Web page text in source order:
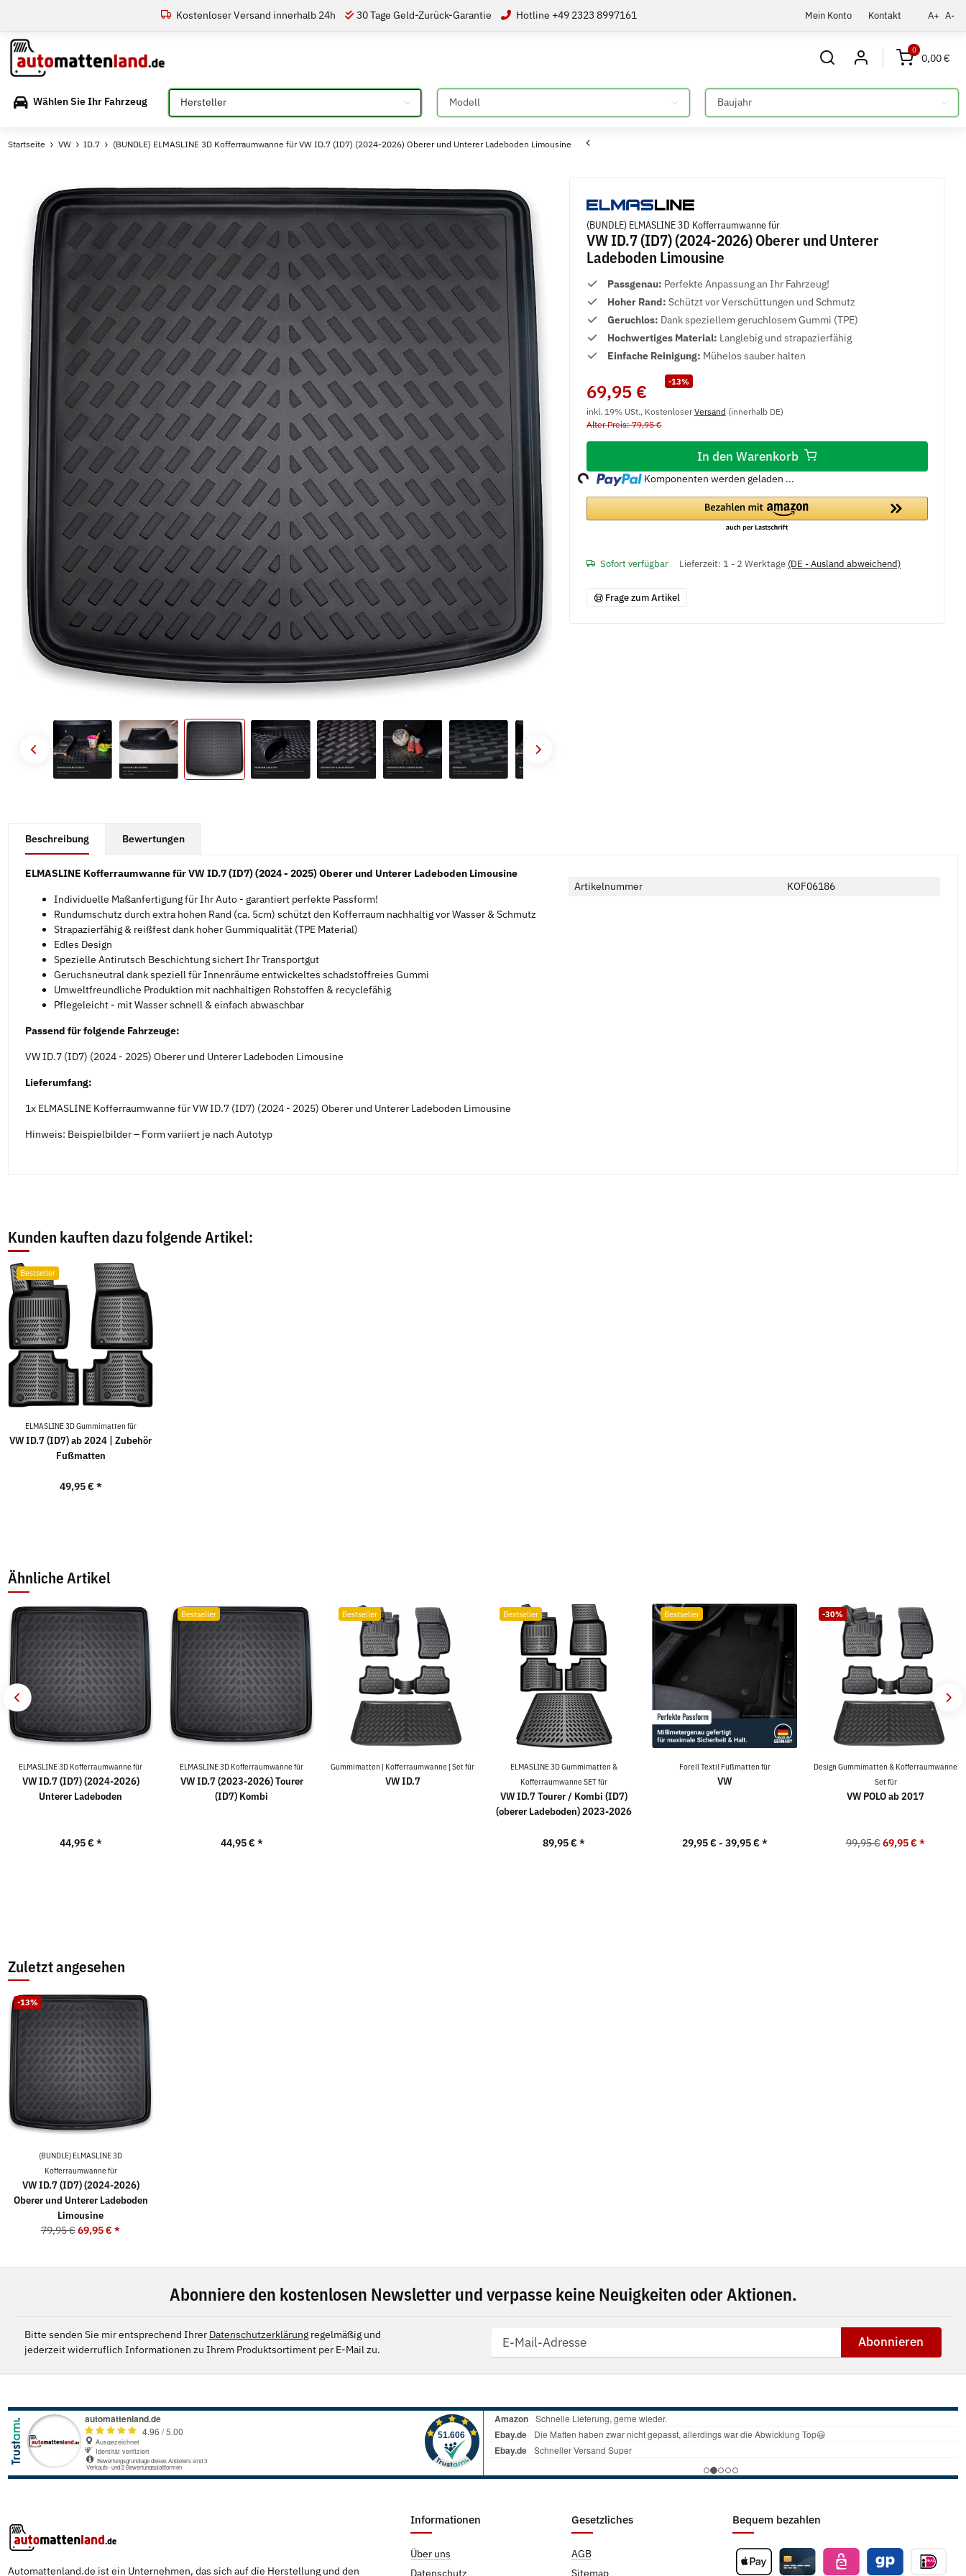
Mein Konto Kontakt A+ A-
Kostenloser Versand innerhalb 24h 30 Tage Geld-Zurück-Garantie Hotline +49 2323 8997161
0
0,00 €
Wählen Sie Ihr Fahrzeug Bitte auswählen Bitte auswählen Bitte auswählen
Startseite VW ID.7 (BUNDLE) ELMASLINE 3D Kofferraumwanne für VW ID.7 (ID7) (2024-2026) Oberer und Unterer Ladeboden Limousine
(BUNDLE) ELMASLINE 3D Kofferraumwanne für
VW ID.7 (ID7) (2024-2026) Oberer und Unterer
Ladeboden Limousine
Passgenau: Perfekte Anpassung an Ihr Fahrzeug!
Hoher Rand: Schützt vor Verschüttungen und Schmutz
Geruchlos: Dank speziellem geruchlosem Gummi (TPE)
Hochwertiges Material: Langlebig und strapazierfähig
Einfache Reinigung: Mühelos sauber halten
-13%
69,95 €
inkl. 19% USt., KostenloserVersand (innerhalb DE)
Alter Preis: 79,95 €
In den Warenkorb
Loading... Komponenten werden geladen ...
Sofort verfügbar Lieferzeit: 1 - 2 Werktage (DE - Ausland abweichend)
Frage zum Artikel
Beschreibung Bewertungen
ELMASLINE Kofferraumwanne für VW ID.7 (ID7) (2024 - 2025) Oberer und Unterer Ladeboden Limousine
Individuelle Maßanfertigung für Ihr Auto - garantiert perfekte Passform!
Rundumschutz durch extra hohen Rand (ca. 5cm) schützt den Kofferraum nachhaltig vor Wasser & Schmutz
Strapazierfähig & reißfest dank hoher Gummiqualität (TPE Material)
Edles Design
Spezielle Antirutsch Beschichtung sichert Ihr Transportgut
Geruchsneutral dank speziell für Innenräume entwickeltes schadstoffreies Gummi
Umweltfreundliche Produktion mit nachhaltigen Rohstoffen & recyclefähig
Pflegeleicht - mit Wasser schnell & einfach abwaschbar
Passend für folgende Fahrzeuge:
VW ID.7 (ID7) (2024 - 2025) Oberer und Unterer Ladeboden Limousine
Lieferumfang:
1x ELMASLINE Kofferraumwanne für VW ID.7 (ID7) (2024 - 2025) Oberer und Unterer Ladeboden Limousine
Hinweis: Beispielbilder – Form variiert je nach Autotyp
Artikelnummer KOF06186
Kunden kauften dazu folgende Artikel:
Bestseller
ELMASLINE 3D Gummimatten für
VW ID.7 (ID7) ab 2024 | Zubehör
Fußmatten
49,95 € *
Ähnliche Artikel
ELMASLINE 3D Kofferraumwanne für
VW ID.7 (ID7) (2024-2026)
Unterer Ladeboden
44,95 € *
Bestseller
ELMASLINE 3D Kofferraumwanne für
VW ID.7 (2023-2026) Tourer
(ID7) Kombi
44,95 € *
Bestseller
Gummimatten | Kofferraumwanne | Set für
VW ID.7
Bestseller
ELMASLINE 3D Gummimatten &
Kofferraumwanne SET für
VW ID.7 Tourer / Kombi (ID7)
(oberer Ladeboden) 2023-2026
89,95 € *
Bestseller
Forell Textil Fußmatten für
VW
29,95 € - 39,95 € *
-30%
Design Gummimatten & Kofferraumwanne
Set für
VW POLO ab 2017
99,95 € 69,95 €*
Zuletzt angesehen
-13%
(BUNDLE) ELMASLINE 3D
Kofferraumwanne für
VW ID.7 (ID7) (2024-2026)
Oberer und Unterer Ladeboden
Limousine
79,95 € 69,95 €*
Abonniere den kostenlosen Newsletter und verpasse keine Neuigkeiten oder Aktionen.
Bitte senden Sie mir entsprechend Ihrer Datenschutzerklärungregelmäßig und
jederzeit widerruflich Informationen zu Ihrem Produktsortiment per E-Mail zu.
Abonnieren
Automattenland.de ist ein Unternehmen, das sich auf die Herstellung und den
Informationen
Über uns
Datenschutz
Gesetzliches
AGB
Sitemap
Bequem bezahlen